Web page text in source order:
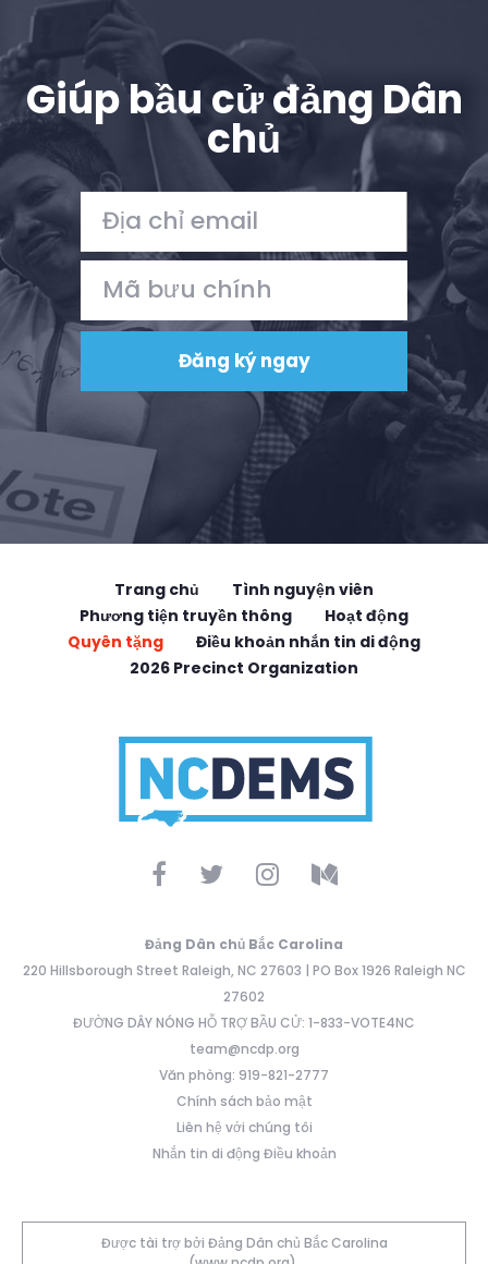
Giúp bầu cử đảng Dân
chủ
Trang chủ
Tình nguyện viên
Phương tiện truyền thông
Hoạt động
Quyên tặng
Điều khoản nhắn tin di động
2026 Precinct Organization
Đảng Dân chủ Bắc Carolina
220 Hillsborough Street Raleigh, NC 27603 | PO Box 1926 Raleigh NC
27602
ĐƯỜNG DÂY NÓNG HỖ TRỢ BẦU CỬ: 1-833-VOTE4NC
team@ncdp.org
Văn phòng: 919-821-2777
Chính sách bảo mật
Liên hệ với chúng tôi
Nhắn tin di động Điều khoản
Được tài trợ bởi Đảng Dân chủ Bắc Carolina